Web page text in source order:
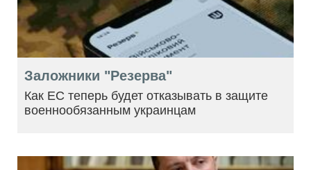
Заложники "Резерва"
Как ЕС теперь будет отказывать в защите
военнообязанным украинцам